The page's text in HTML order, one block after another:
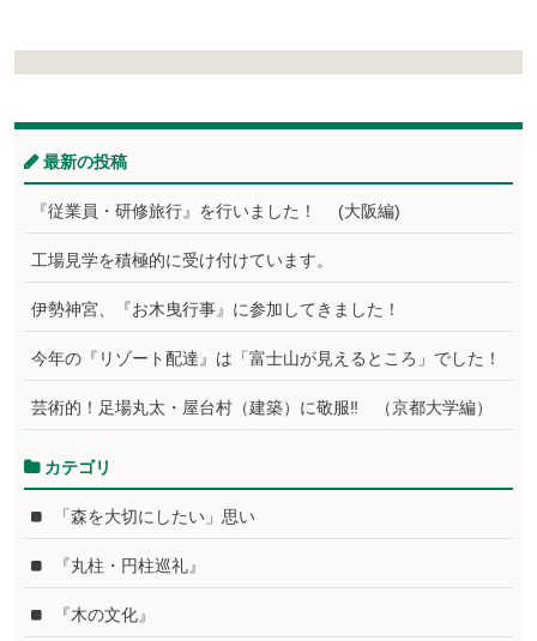
最新の投稿
『従業員・研修旅行』を行いました！ (大阪編)
工場見学を積極的に受け付けています。
伊勢神宮、『お木曳行事』に参加してきました！
今年の『リゾート配達』は「富士山が見えるところ」でした！
芸術的！足場丸太・屋台村（建築）に敬服‼ （京都大学編）
カテゴリ
「森を大切にしたい」思い
『丸柱・円柱巡礼』
『木の文化』